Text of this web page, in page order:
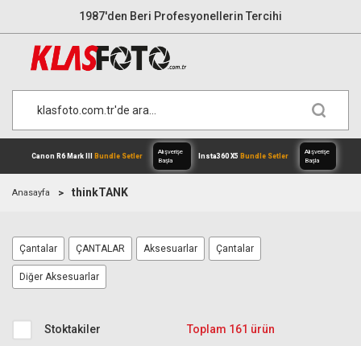
1987'den Beri Profesyonellerin Tercihi
Canon R6 Mark IIIBundle Setler
Anasayfa thinkTANK
Çantalar ÇANTALAR Aksesuarlar Çantalar
Diğer Aksesuarlar
Stoktakiler Toplam 161 ürün